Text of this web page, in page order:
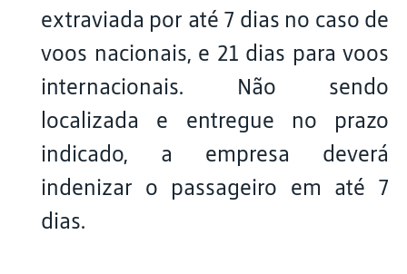
extraviada por até 7 dias no caso de
voos nacionais, e 21 dias para voos
internacionais. Não sendo
localizada e entregue no prazo
indicado, a empresa deverá
indenizar o passageiro em até 7
dias.